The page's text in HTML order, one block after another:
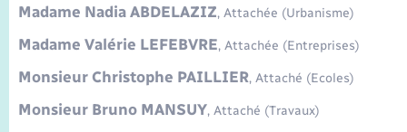
Voirie et espace public
Madame Nadia ABDELAZIZ, Attachée (Urbanisme)
Madame Valérie LEFEBVRE, Attachée (Entreprises)
Monsieur Christophe PAILLIER, Attaché (Ecoles)
Monsieur Bruno MANSUY, Attaché (Travaux)